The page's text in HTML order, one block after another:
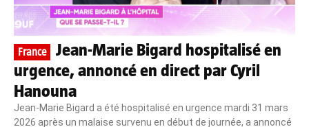
France
Jean-Marie Bigard hospitalisé en
urgence, annoncé en direct par Cyril
Hanouna
Jean‑Marie Bigard a été hospitalisé en urgence mardi 31 mars
2026 après un malaise survenu en début de journée, a annoncé